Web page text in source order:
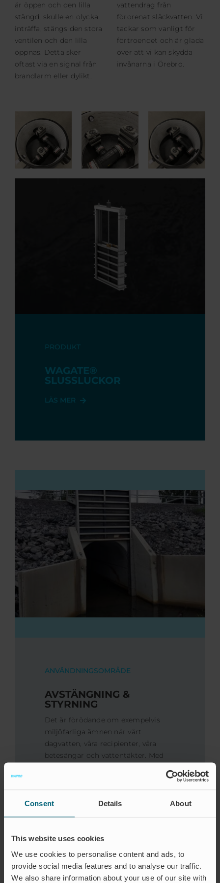
Consent Details About
This website uses cookies
We use cookies to personalise content and ads, to
provide social media features and to analyse our traffic.
We also share information about your use of our site with
är öppen och den lilla
stängd, skulle en olycka
inträffa, stängs den stora
ventilen och den lilla
öppnas. Detta sker
oftast via en signal från
brandlarm eller dylikt.
vattendrag från
förorenat släckvatten. Vi
tackar som vanligt för
förtroendet och är glada
över att vi kan skydda
invånarna i Örebro.
PRODUKT
WAGATE®
SLUSSLUCKOR
LÄS MER
ANVÄNDNINGSOMRÅDE
AVSTÄNGNING &
STYRNING
Det är förödande om exempelvis
miljöfarliga ämnen når vårt
dagvatten, våra recipienter, våra
betesängar och vattentäkter. Med
industrier eller avstängning vid
inkommande ledningar till
underhållsarbeten enkelt kan utföras.
LÄS MER